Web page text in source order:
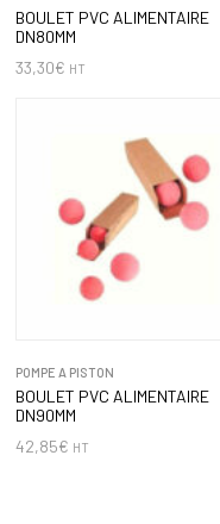
BOULET PVC ALIMENTAIRE
DN80MM
33,30€ HT
POMPE A PISTON
BOULET PVC ALIMENTAIRE
DN90MM
42,85€ HT